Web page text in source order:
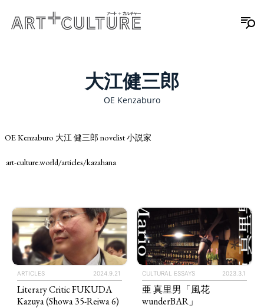
TAGS PEOPLE RANKING
大江健三郎
OE Kenzaburo
OE Kenzaburo 大江 健三郎 novelist 小説家
art-culture.world/articles/kazahana
ARTICLES 2024.9.21
Literary Critic FUKUDA
Kazuya (Showa 35-Reiwa 6)
CULTURAL ESSAYS 2023.3.1
亜 真里男「風花
wunderBAR」